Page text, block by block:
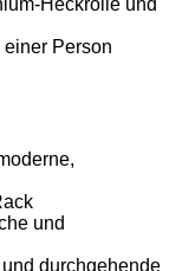
Person
und
durchgehende